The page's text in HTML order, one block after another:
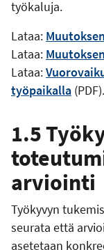
työkaluja.
Lataa:
Lataa:
Lataa:
työpaikalla (PDF).
1.5
arviointi
Työkyvyn
seurata että
asetetaan